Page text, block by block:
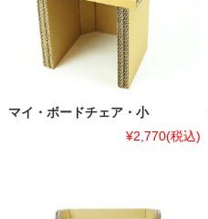
マイ・ボードチェア・小
¥2,770(税込)